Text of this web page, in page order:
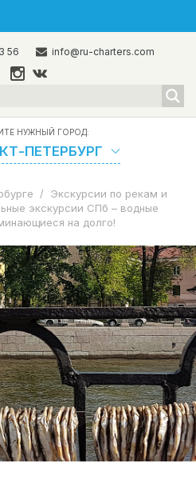
56 info@ru-charters.com
НУЖНЫЙ ГОРОД:
ПЕТЕРБУРГ
/
Экскурсии по рекам и
экскурсии СПб – водные
на долго!